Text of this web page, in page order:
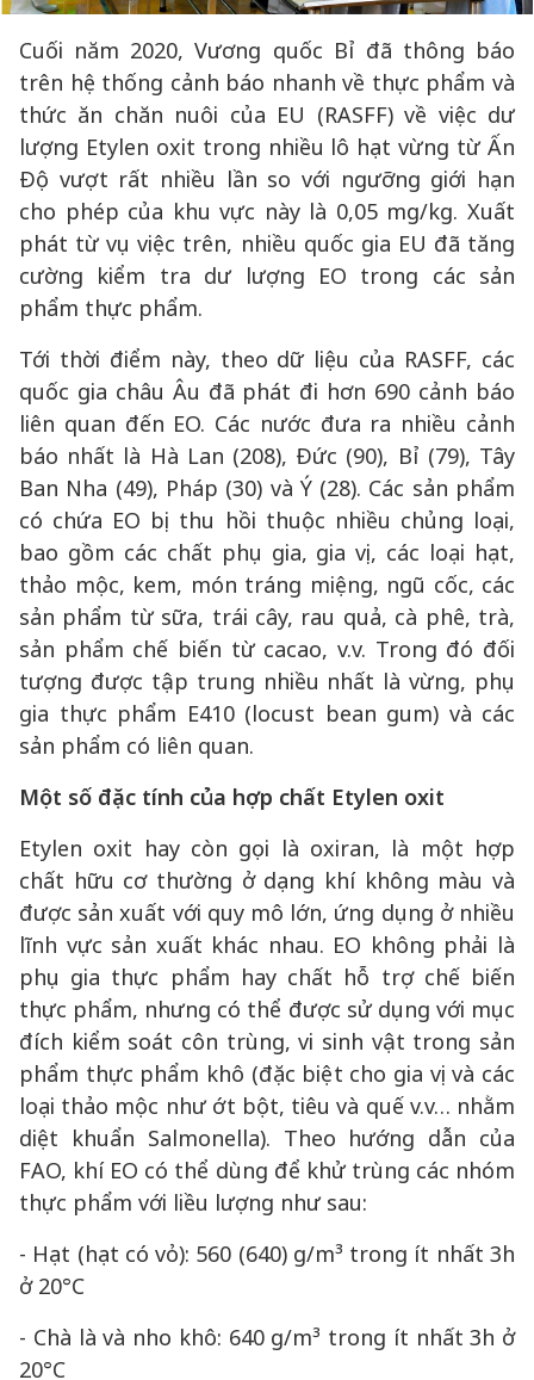
Cuối năm 2020, Vương quốc Bỉ đã thông báo
trên hệ thống cảnh báo nhanh về thực phẩm và
thức ăn chăn nuôi của EU (RASFF) về việc dư
lượng Etylen oxit trong nhiều lô hạt vừng từ Ấn
Độ vượt rất nhiều lần so với ngưỡng giới hạn
cho phép của khu vực này là 0,05 mg/kg. Xuất
phát từ vụ việc trên, nhiều quốc gia EU đã tăng
cường kiểm tra dư lượng EO trong các sản
phẩm thực phẩm.
Tới thời điểm này, theo dữ liệu của RASFF, các
quốc gia châu Âu đã phát đi hơn 690 cảnh báo
liên quan đến EO. Các nước đưa ra nhiều cảnh
báo nhất là Hà Lan (208), Đức (90), Bỉ (79), Tây
Ban Nha (49), Pháp (30) và Ý (28). Các sản phẩm
có chứa EO bị thu hồi thuộc nhiều chủng loại,
bao gồm các chất phụ gia, gia vị, các loại hạt,
thảo mộc, kem, món tráng miệng, ngũ cốc, các
sản phẩm từ sữa, trái cây, rau quả, cà phê, trà,
sản phẩm chế biến từ cacao, v.v. Trong đó đối
tượng được tập trung nhiều nhất là vừng, phụ
gia thực phẩm E410 (locust bean gum) và các
sản phẩm có liên quan.
Một số đặc tính của hợp chất Etylen oxit
Etylen oxit hay còn gọi là oxiran, là một hợp
chất hữu cơ thường ở dạng khí không màu và
được sản xuất với quy mô lớn, ứng dụng ở nhiều
lĩnh vực sản xuất khác nhau. EO không phải là
phụ gia thực phẩm hay chất hỗ trợ chế biến
thực phẩm, nhưng có thể được sử dụng với mục
đích kiểm soát côn trùng, vi sinh vật trong sản
phẩm thực phẩm khô (đặc biệt cho gia vị và các
loại thảo mộc như ớt bột, tiêu và quế v.v… nhằm
diệt khuẩn Salmonella). Theo hướng dẫn của
FAO, khí EO có thể dùng để khử trùng các nhóm
thực phẩm với liều lượng như sau:
- Hạt (hạt có vỏ): 560 (640) g/m³ trong ít nhất 3h
ở 20°C
- Chà là và nho khô: 640 g/m³ trong ít nhất 3h ở
20°C